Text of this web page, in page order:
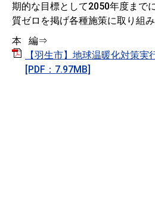
期的な目標として2050年度まで
質ゼロを掲げ各種施策に取り組み
本 編⇒
【羽生市】地球温暖化対策実
[PDF：7.97MB]